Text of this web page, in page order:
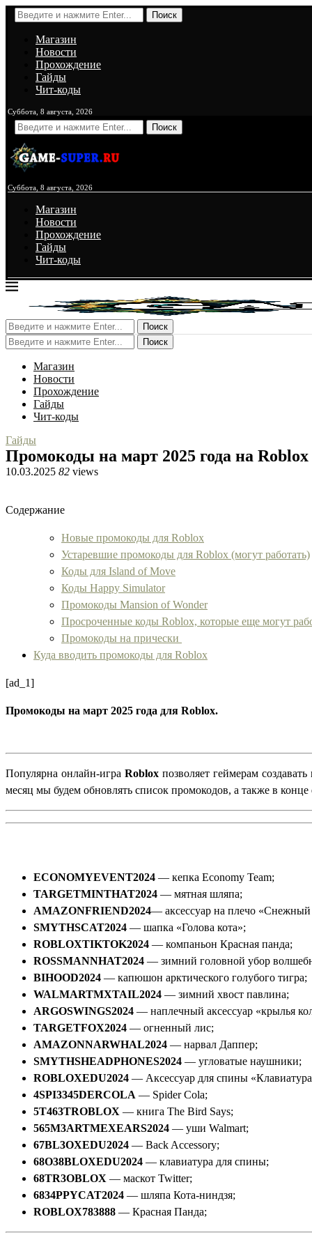
Поиск
Магазин
Новости
Прохождение
Гайды
Чит-коды
Суббота, 8 августа, 2026
Поиск
Суббота, 8 августа, 2026
Магазин
Новости
Прохождение
Гайды
Чит-коды
Поиск
Поиск
Магазин
Новости
Прохождение
Гайды
Чит-коды
Гайды
Промокоды на март 2025 года на Roblox
10.03.2025 82 views
Содержание
Новые промокоды для Roblox
Устаревшие промокоды для Roblox (могут работать)
Коды для Island of Move
Коды Happy Simulator
Промокоды Mansion of Wonder
Просроченные коды Roblox, которые еще могут
Промокоды на прически
Куда вводить промокоды для Roblox
[ad_1]
Промокоды на март 2025 года для Roblox.
Популярна онлайн-игра Robloxпозволяет геймерам
месяц мы будем обновлять список промокодов, а также в
ECONOMYEVENT2024 — кепка Economy Team;
TARGETMINTHAT2024 — мятная шляпа;
AMAZONFRIEND2024— аксессуар на плечо «Снежный
SMYTHSCAT2024 — шапка «Голова кота»;
ROBLOXTIKTOK2024 — компаньон Красная панда;
ROSSMANNHAT2024 — зимний головной убор
BIHOOD2024 — капюшон арктического голубого тигра;
WALMARTMXTAIL2024 — зимний хвост павлина;
ARGOSWINGS2024 — наплечный аксессуар «крылья
TARGETFOX2024 — огненный лис;
AMAZONNARWHAL2024 — нарвал Даппер;
SMYTHSHEADPHONES2024 — угловатые наушники;
ROBLOXEDU2024 — Аксессуар для спины
4SPI3345DERCOLA — Spider Cola;
5T463TROBLOX — книга The Bird Says;
565M3ARTMEXEARS2024 — уши Walmart;
67BL3OXEDU2024 — Back Accessory;
68O38BLOXEDU2024 — клавиатура для спины;
68TR3OBLOX — маскот Twitter;
6834PPYCAT2024 — шляпа Кота-ниндзя;
ROBLOX783888 — Красная Панда;